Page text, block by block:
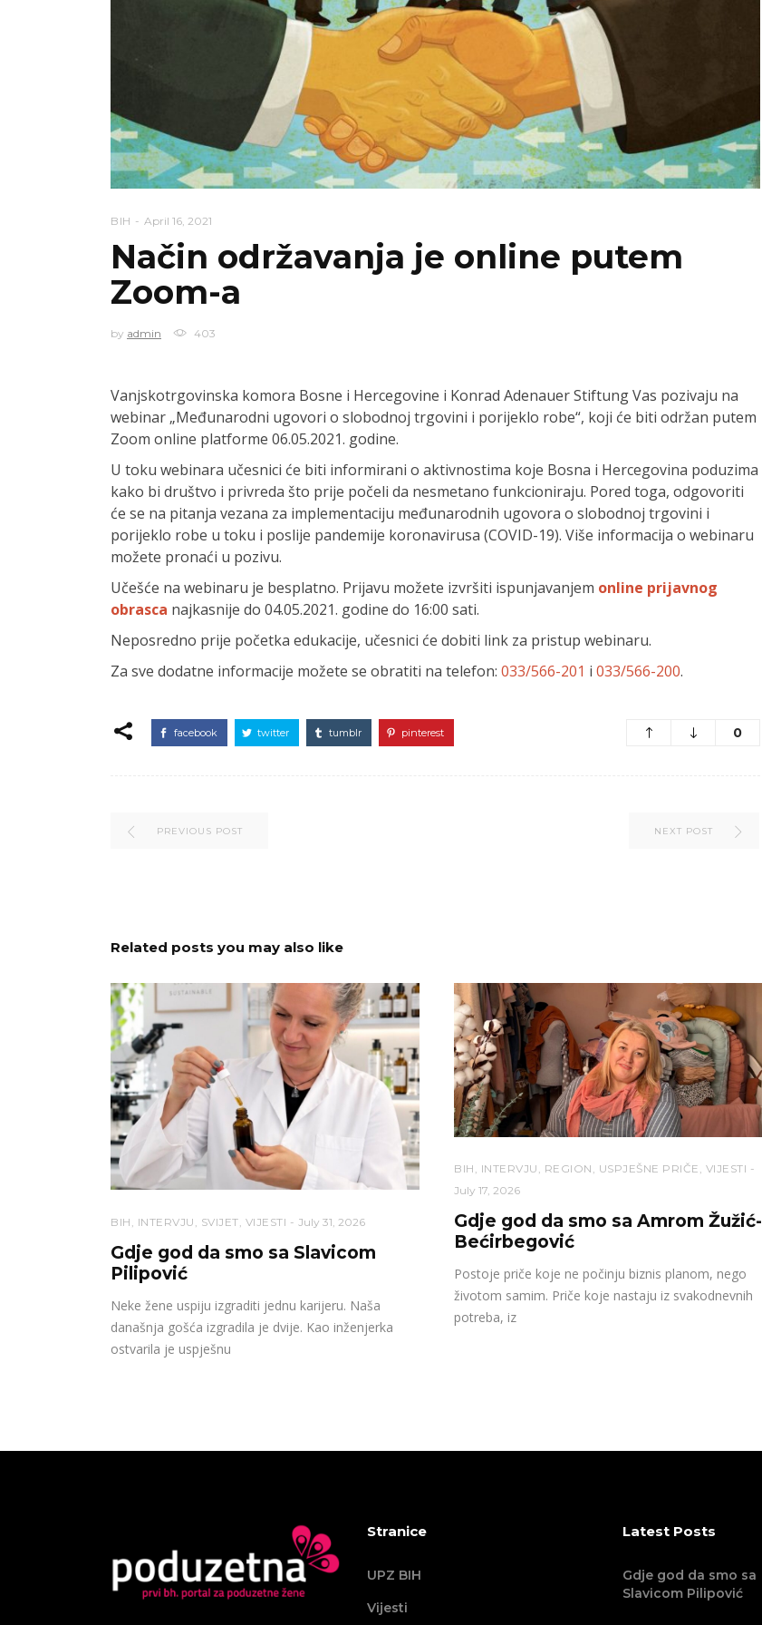
BIH April 16, 2021
Način održavanja je online putem
Zoom-a
by admin 403
Vanjskotrgovinska komora Bosne i Hercegovine i Konrad Adenauer Stiftung Vas pozivaju na
webinar „Međunarodni ugovori o slobodnoj trgovini i porijeklo robe“, koji će biti održan putem
Zoom online platforme 06.05.2021. godine.
U toku webinara učesnici će biti informirani o aktivnostima koje Bosna i Hercegovina poduzima
kako bi društvo i privreda što prije počeli da nesmetano funkcioniraju. Pored toga, odgovoriti
će se na pitanja vezana za implementaciju međunarodnih ugovora o slobodnoj trgovini i
porijeklo robe u toku i poslije pandemije koronavirusa (COVID-19). Više informacija o webinaru
možete pronaći u pozivu.
Učešće na webinaru je besplatno. Prijavu možete izvršiti ispunjavanjem online prijavnog
obrasca najkasnije do 04.05.2021. godine do 16:00 sati.
Neposredno prije početka edukacije, učesnici će dobiti link za pristup webinaru.
Za sve dodatne informacije možete se obratiti na telefon: 033/566-201 i 033/566-200.
facebook twitter tumblr pinterest 0
PREVIOUS POST NEXT POST
Related posts you may also like
BIH , INTERVJU , SVIJET, VIJESTI July 31, 2026
Gdje god da smo sa Slavicom
Pilipović
Neke žene uspiju izgraditi jednu karijeru. Naša
današnja gošća izgradila je dvije. Kao inženjerka
ostvarila je uspješnu
BIH , INTERVJU , REGION , USPJEŠNE PRIČE , VIJESTI
July 17, 2026
Gdje god da smo sa Amrom Žužić-
Bećirbegović
Postoje priče koje ne počinju biznis planom, nego
životom samim. Priče koje nastaju iz svakodnevnih
potreba, iz
Stranice
UPZ BIH
Vijesti
Latest Posts
Gdje god da smo sa
Slavicom Pilipović